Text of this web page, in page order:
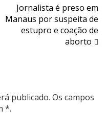
Jornalista é preso em
Manaus por suspeita de
estupro e coação de
aborto
publicado. Os campos
*.